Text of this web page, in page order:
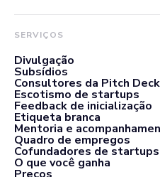
SERVIÇOS
Divulgação
Subsídios
Consultores da Pitch Deck
Escotismo de startups
Feedback de inicialização
Etiqueta branca
Mentoria e
Quadro de empregos
Cofundadores de startups
O que você ganha
Preços